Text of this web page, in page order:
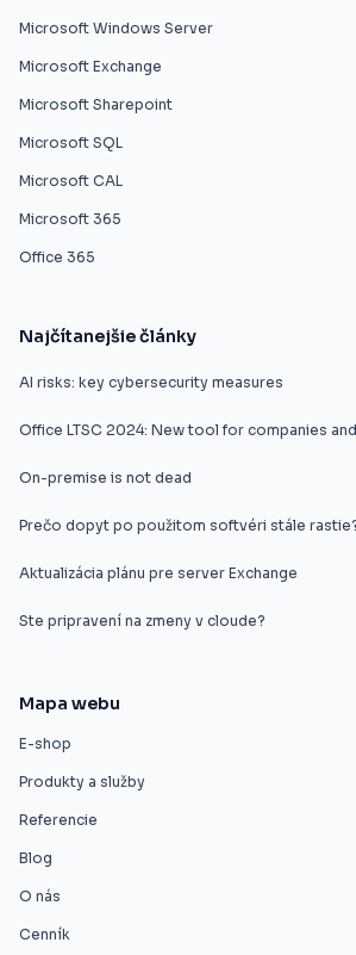
Microsoft Windows Server
Microsoft Exchange
Microsoft Sharepoint
Microsoft SQL
Microsoft CAL
Microsoft 365
Office 365
Najčítanejšie články
AI risks: key cybersecurity measures
Office LTSC 2024: New tool for companies
On-premise is not dead
Prečo dopyt po použitom softvéri stále
Aktualizácia plánu pre server Exchange
Ste pripravení na zmeny v cloude?
Mapa webu
E-shop
Produkty a služby
Referencie
Blog
O nás
Cenník